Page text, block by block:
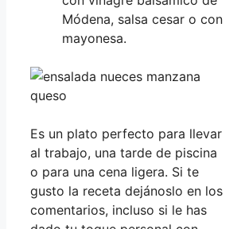
Módena, salsa cesar o con
mayonesa.
Es un plato perfecto para llevar
al trabajo, una tarde de piscina
o para una cena ligera. Si te
gusto la receta dejánoslo en los
comentarios, incluso si le has